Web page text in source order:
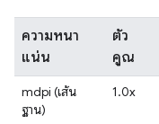
ความหนา
แน่น
ตัว
คูณ
mdpi (เส้น
ฐาน)
1.0x